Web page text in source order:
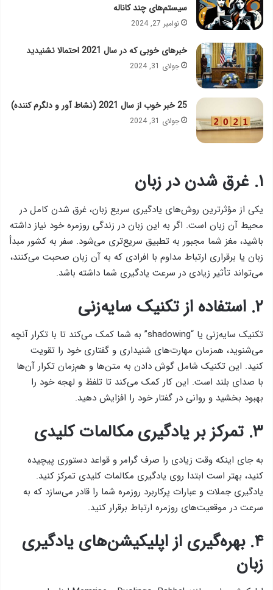
سیستم‌های چند کاناله
نوامبر 27, 2024
خبرهای خوبی که در سال 2021 احتمالا نشنیدید
جولای 31, 2024
25 خبر خوب از سال 2021 (نشاط آور و دلگرم کننده)
جولای 31, 2024
۱. غرق شدن در زبان
یکی از مؤثرترین روش‌های یادگیری سریع زبان، غرق شدن کامل در
محیط آن زبان است. اگر به این زبان در زندگی روزمره خود نیاز داشته
باشید، مغز شما مجبور به تطبیق سریع‌تری می‌شود. سفر به کشور مبدأ
زبان یا برقراری ارتباط مداوم با افرادی که به آن زبان صحبت می‌کنند،
می‌تواند تأثیر زیادی در سرعت یادگیری شما داشته باشد.
۲. استفاده از تکنیک سایه‌زنی
تکنیک سایه‌زنی یا “shadowing” به شما کمک می‌کند تا با تکرار آنچه
می‌شنوید، همزمان مهارت‌های شنیداری و گفتاری خود را تقویت
کنید. این تکنیک شامل گوش دادن به متن‌ها و هم‌زمان تکرار آن‌ها
با صدای بلند است. این کار کمک می‌کند تا تلفظ و لهجه خود را
بهبود بخشید و روانی در گفتار خود را افزایش دهید.
۳. تمرکز بر یادگیری مکالمات کلیدی
به جای اینکه وقت زیادی را صرف گرامر و قواعد دستوری پیچیده
کنید، بهتر است ابتدا روی یادگیری مکالمات کلیدی تمرکز کنید.
یادگیری جملات و عبارات پرکاربرد روزمره شما را قادر می‌سازد که به
سرعت در موقعیت‌های روزمره ارتباط برقرار کنید.
۴. بهره‌گیری از اپلیکیشن‌های یادگیری
زبان